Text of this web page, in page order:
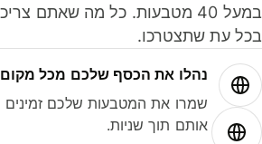
במעל 40 מטבעות. כל מה שאתם
עת שתצטרכו.
נהלו את הכסף שלכם מכל מקום
שמרו את המטבעות שלכם זמינים
אותם תוך שניות.